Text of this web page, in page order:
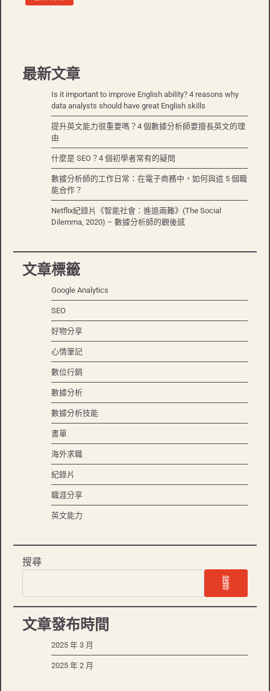
最新文章
Is it important to improve English ability? 4 reasons why
data analysts should have great English skills
提升英文能力很重要嗎？4 個數據分析師要擅長英文的理
由
什麼是 SEO？4 個初學者常有的疑問
數據分析師的工作日常：在電子商務中，如何與這 5 個職
能合作？
Netflix紀錄片《智能社會：進退兩難》(The Social
Dilemma, 2020) – 數據分析師的觀後感
文章標籤
Google Analytics
SEO
好物分享
心情筆記
數位行銷
數據分析
數據分析技能
書單
海外求職
紀錄片
職涯分享
英文能力
搜尋
搜
尋
文章發布時間
2025 年 3 月
2025 年 2 月